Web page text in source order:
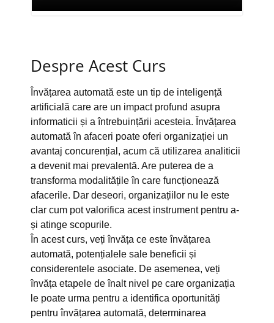
Despre Acest Curs
Învățarea automată este un tip de inteligență
artificială care are un impact profund asupra
informaticii și a întrebuințării acesteia. Învățarea
automată în afaceri poate oferi organizației un
avantaj concurențial, acum că utilizarea analiticii
a devenit mai prevalentă. Are puterea de a
transforma modalitățile în care funcționează
afacerile. Dar deseori, organizațiilor nu le este
clar cum pot valorifica acest instrument pentru a-
și atinge scopurile.
În acest curs, veți învăța ce este învățarea
automată, potențialele sale beneficii și
considerentele asociate. De asemenea, veți
învăța etapele de înalt nivel pe care organizația
le poate urma pentru a identifica oportunități
pentru învățarea automată, determinarea